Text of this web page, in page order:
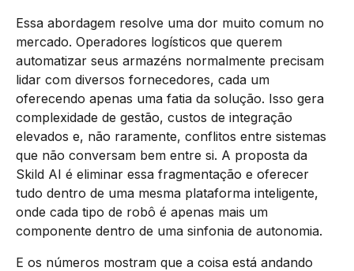
Essa abordagem resolve uma dor muito comum no
mercado. Operadores logísticos que querem
automatizar seus armazéns normalmente precisam
lidar com diversos fornecedores, cada um
oferecendo apenas uma fatia da solução. Isso gera
complexidade de gestão, custos de integração
elevados e, não raramente, conflitos entre sistemas
que não conversam bem entre si. A proposta da
Skild AI é eliminar essa fragmentação e oferecer
tudo dentro de uma mesma plataforma inteligente,
onde cada tipo de robô é apenas mais um
componente dentro de uma sinfonia de autonomia.
E os números mostram que a coisa está andando